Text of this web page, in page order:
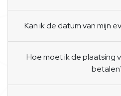
Kan ik de datum van mijn
Hoe moet ik de plaatsing